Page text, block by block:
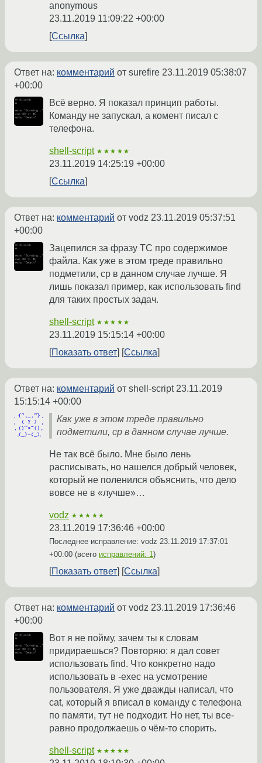
anonymous
23.11.2019 11:09:22 +00:00
Ссылка
Ответ на: комментарий от surefire 23.11.2019 05:38:07
+00:00
Всё верно. Я показал принцип работы.
Команду не запускал, а комент писал с
телефона.
shell-script ★★★★★
23.11.2019 14:25:19 +00:00
Ссылка
Ответ на: комментарий от vodz 23.11.2019 05:37:51
+00:00
Зацепился за фразу ТС про содержимое
файла. Как уже в этом треде правильно
подметили, cp в данном случае лучше. Я
лишь показал пример, как использовать find
для таких простых задач.
shell-script ★★★★★
23.11.2019 15:15:14 +00:00
Показать ответ
Ссылка
Ответ на: комментарий от shell-script23.11.2019
15:15:14 +00:00
Как уже в этом треде правильно
подметили, cp в данном случае лучше.
Не так всё было. Мне было лень
расписывать, но нашелся добрый человек,
который не поленился объяснить, что дело
вовсе не в «лучше»…
vodz ★★★★★
23.11.2019 17:36:46 +00:00
Последнее исправление: vodz 23.11.2019 17:37:01
+00:00 (всего исправлений: 1)
Показать ответ Ссылка
Ответ на: комментарий от vodz 23.11.2019 17:36:46
+00:00
Вот я не пойму, зачем ты к словам
придираешься? Повторяю: я дал совет
использовать find. Что конкретно надо
использовать в -exec на усмотрение
пользователя. Я уже дважды написал, что
cat, который я вписал в команду с телефона
по памяти, тут не подходит. Но нет, ты все-
равно продолжаешь о чём-то спорить.
shell-script ★★★★★